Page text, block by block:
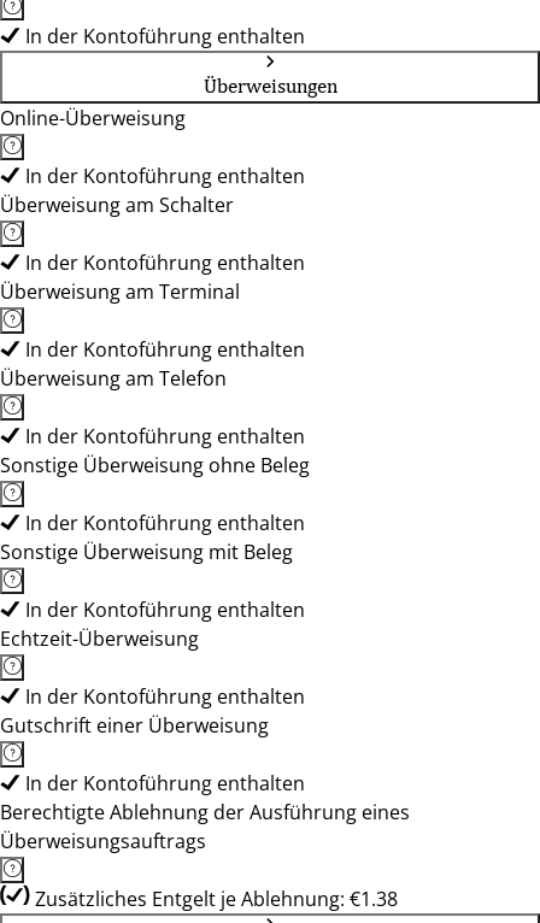
In der Kontoführung enthalten
Überweisungen
Online-Überweisung
In der Kontoführung enthalten
Überweisung am Schalter
In der Kontoführung enthalten
Überweisung am Terminal
In der Kontoführung enthalten
Überweisung am Telefon
In der Kontoführung enthalten
Sonstige Überweisung ohne Beleg
In der Kontoführung enthalten
Sonstige Überweisung mit Beleg
In der Kontoführung enthalten
Echtzeit-Überweisung
In der Kontoführung enthalten
Gutschrift einer Überweisung
In der Kontoführung enthalten
Berechtigte Ablehnung der Ausführung eines
Überweisungsauftrags
Zusätzliches Entgelt je Ablehnung: €1.38